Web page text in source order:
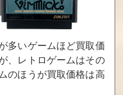
幕 月華の剣士
買取価格
36,400
多いゲームほど買取価
、レトロゲームはその
のほうが買取価格は高